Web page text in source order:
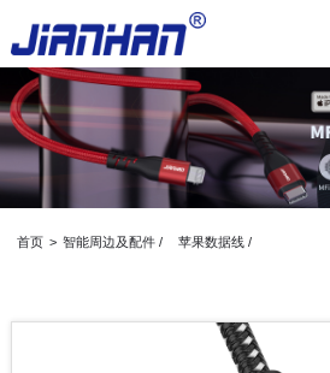
首页 > 智能周边及配件 / 苹果数据线 /